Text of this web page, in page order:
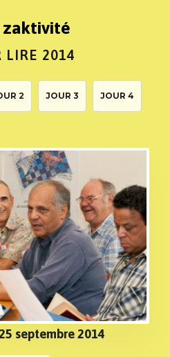
zaktivité
LIRE 2014
2 JOUR 3 JOUR 4
septembre 2014